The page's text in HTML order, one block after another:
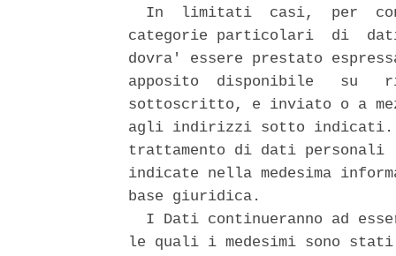
In  limitati  casi,  per
categorie particolari  di
dovra' essere prestato
apposito  disponibile   su
sottoscritto, e inviato o a
agli indirizzi sotto indicati.
trattamento di dati
indicate nella medesima
base giuridica.
I Dati continueranno ad
le quali i medesimi sono